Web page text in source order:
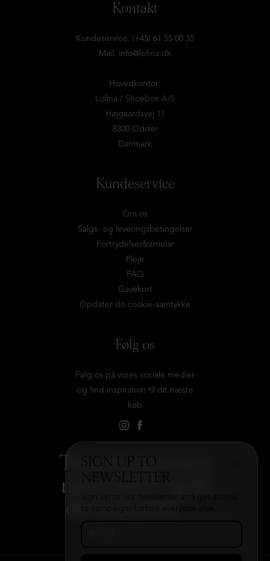
SIGN UP TO
Kontakt
Kundeservice: (+45) 61 55 00 35
Mail: info@lofina.dk
Hovedkontor:
Lofina / Shoebox A/S
Højgaardsvej 11
8300 Odder
Danmark
Kundeservice
Om os
Salgs- og leveringsbetingelser
Fortrydelsesformular
Pleje
FAQ
Gavekort
Opdater dit cookie-samtykke
Følg os
Følg os på vores sociale medier
og find inspiration til dit næste
køb
Tilmeld dig vores
nyhedsbrev og få